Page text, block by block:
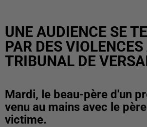
UNE AUDIENCE SE
PAR DES VIOLENCES
TRIBUNAL DE
Mardi, le beau-père d'un
venu au mains avec le
victime.